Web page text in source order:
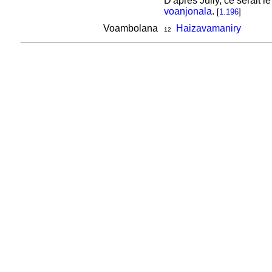
voanjonala. [1.196]
Voambolana 12 Haizavamaniry